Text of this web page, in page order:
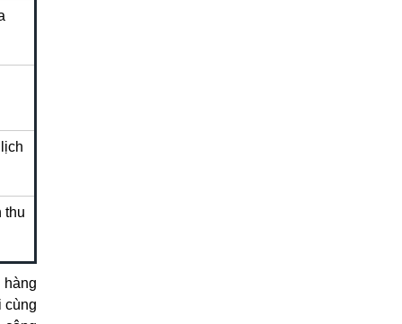
thu
hàng
cùng